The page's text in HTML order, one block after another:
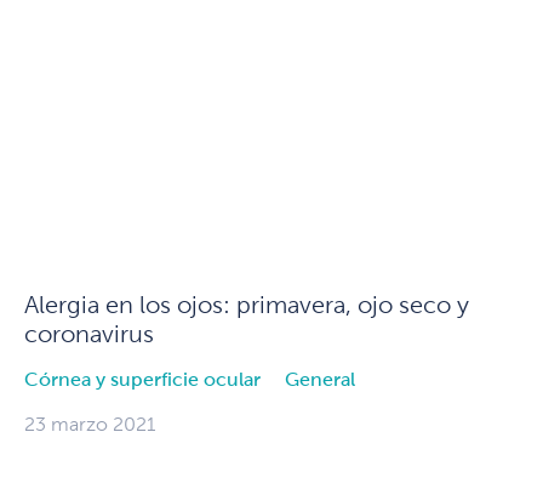
Alergia en los ojos: primavera, ojo seco y
coronavirus
Córnea y superficie ocular General
23 marzo 2021